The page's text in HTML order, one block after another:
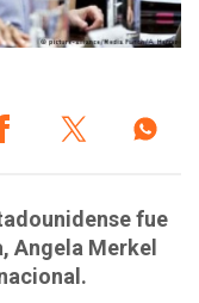
fue
Angela Merkel